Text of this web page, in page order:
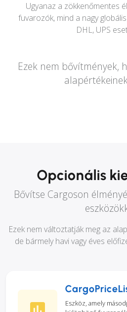
Ugyanaz a zökkenőmentes
fuvarozók, mind a nagy
DHL, UPS
Ezek nem bővítmények,
Opcionális
Bővítse Cargoson
Ezek nem változtatják meg az
de bármely havi vagy éves
Eszköz, amely